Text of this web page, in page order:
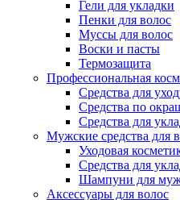
Гели для укладки
Пенки для волос
Муссы для волос
Воски и пасты
Термозащита
Профессиональная
Средства для
Средства по
Средства для
Мужские средства для
Уходовая
Средства для
Шампуни для
Аксессуары для волос